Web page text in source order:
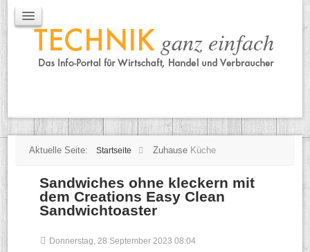
Mobile
IT
TK
Aktuelle Seite: Startseite Zuhause Küche
Sandwiches ohne kleckern mit
dem Creations Easy Clean
Sandwichtoaster
Donnerstag, 28 September 2023 08:04